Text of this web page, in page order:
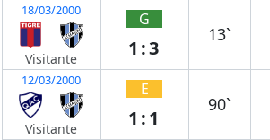
18/03/2000
Visitante
G
1:3
13`
12/03/2000
Visitante
E
1:1
90`